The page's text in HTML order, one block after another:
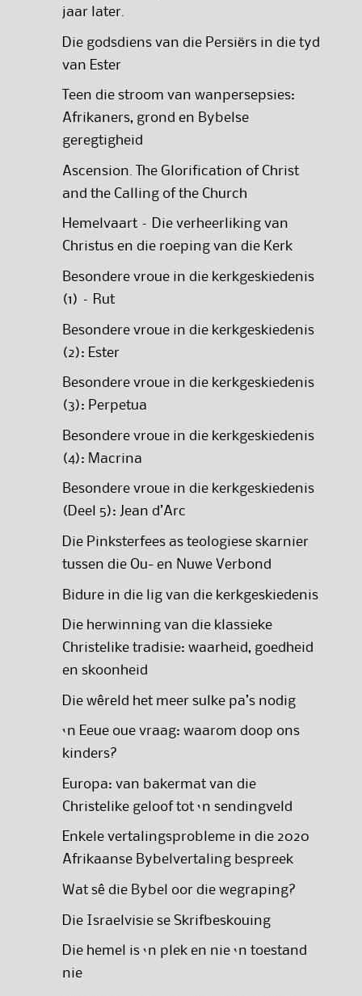
jaar later.
Die godsdiens van die Persiërs in die tyd
van Ester
Teen die stroom van wanpersepsies:
Afrikaners, grond en Bybelse
geregtigheid
Ascension. The Glorification of Christ
and the Calling of the Church
Hemelvaart – Die verheerliking van
Christus en die roeping van die Kerk
Besondere vroue in die kerkgeskiedenis
(1) – Rut
Besondere vroue in die kerkgeskiedenis
(2): Ester
Besondere vroue in die kerkgeskiedenis
(3): Perpetua
Besondere vroue in die kerkgeskiedenis
(4): Macrina
Besondere vroue in die kerkgeskiedenis
(Deel 5): Jean d’Arc
Die Pinksterfees as teologiese skarnier
tussen die Ou- en Nuwe Verbond
Bidure in die lig van die kerkgeskiedenis
Die herwinning van die klassieke
Christelike tradisie: waarheid, goedheid
en skoonheid
Die wêreld het meer sulke pa’s nodig
‘n Eeue oue vraag: waarom doop ons
kinders?
Europa: van bakermat van die
Christelike geloof tot ‘n sendingveld
Enkele vertalingsprobleme in die 2020
Afrikaanse Bybelvertaling bespreek
Wat sê die Bybel oor die wegraping?
Die Israelvisie se Skrifbeskouing
Die hemel is ‘n plek en nie ‘n toestand
nie